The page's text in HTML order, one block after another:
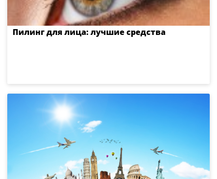
Пилинг для лица: лучшие средства